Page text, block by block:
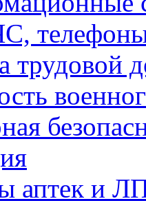
трудовой
аптек и